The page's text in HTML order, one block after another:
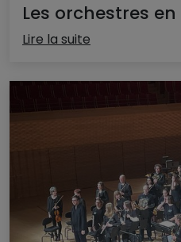
Les orchestres
Lire la suite